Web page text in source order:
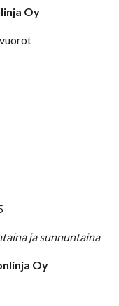
Oy
ja sunnuntaina
Oy